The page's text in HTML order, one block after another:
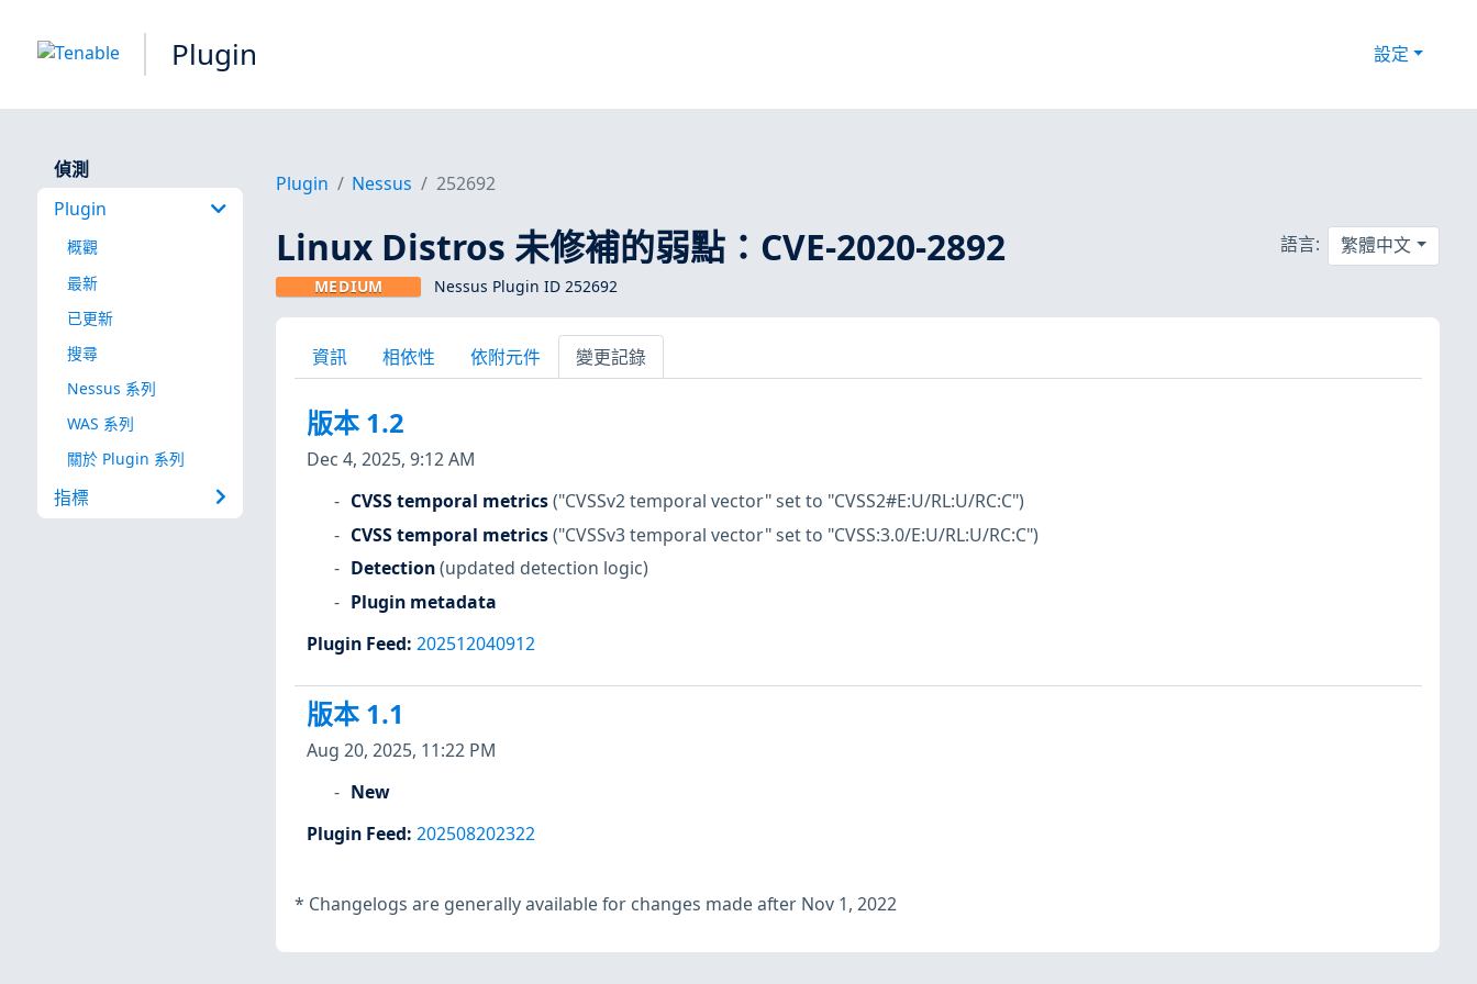
Plugin 設定
偵測
Plugin
概觀
最新
已更新
搜尋
Nessus 系列
WAS 系列
關於 Plugin 系列
指標
Plugin Nessus 252692
Linux Distros 未修補的弱點：CVE-2020-2892
MEDIUM Nessus Plugin ID 252692
語言: 繁體中文
資訊 相依性 依附元件 變更記錄
版本 1.2
Dec 4, 2025, 9:12 AM
CVSS temporal metrics("CVSSv2 temporal vector" set to "CVSS2#E:U/RL:U/RC:C")
CVSS temporal metrics("CVSSv3 temporal vector" set to "CVSS:3.0/E:U/RL:U/RC:C")
Detection(updated detection logic)
Plugin metadata
Plugin Feed: 202512040912
版本 1.1
Aug 20, 2025, 11:22 PM
New
Plugin Feed: 202508202322
* Changelogs are generally available for changes made after Nov 1, 2022